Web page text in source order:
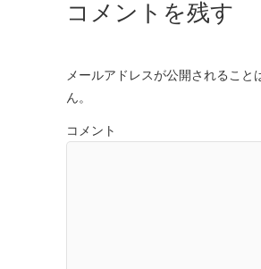
コメントを残す
メールアドレスが公開されること
ん。
コメント